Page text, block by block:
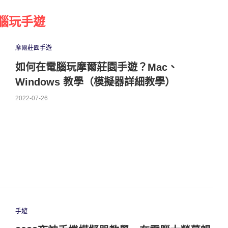
玩手遊
摩爾莊園手遊
如何在電腦玩摩爾莊園手遊？Mac、
Windows 教學（模擬器詳細教學）
2022-07-26
手遊